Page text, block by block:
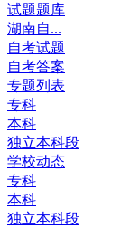
试题题库
湖南自...
自考试题
自考答案
专题列表
专科
本科
独立本科段
学校动态
专科
本科
独立本科段